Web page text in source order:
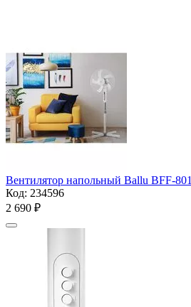
Вентилятор напольный Ballu BFF-801
Код: 234596
2 690 ₽